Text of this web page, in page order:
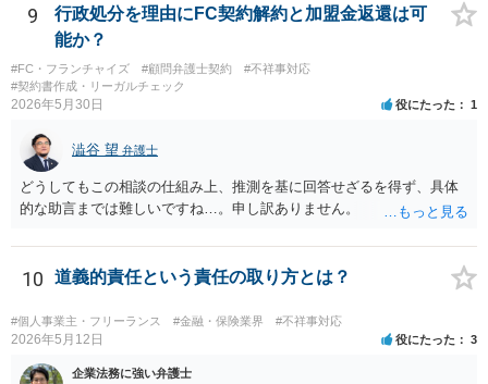
をおくほうがよろしいと思います。 Aの主張で重要になるのは、例え
ば ・相手方建築業者が「当初払う」と言っていた事実、経緯、内容 ・
貴社が相手方建築業者に対して紹介料支払いを求めた事実 、経緯、内
容 ・相手方建築業者が過去に紹介料を支払った事実 ・相手方建築業者
が施主に対して紹介料支払いを前提とする言動をしていたかどうか な
関係を説明して見通しを立て、相手方建築業者に対する請求を行なっ
ていくことになると思います。
9
行政処分を理由にFC契約解約と加盟金返還は可
能か？
#FC・フランチャイズ #顧問弁護士契約
#不祥事対応
#契約書作成・リーガルチェック
2026年5月30日 役にたった 1
澁谷 望 弁護士
どうしてもこの相談の仕組み上、推測を基に回答せざるを得ず、具体
的な助言までは難しいですね…。申し訳ありません。
10 道義的責任という責任の取り方とは？
#個人事業主・フリーランス #金融・保険業界 #不祥事対応
2026年5月12日 役にたった 3
企業法務に強い弁護士